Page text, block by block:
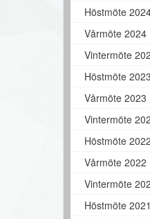
Höstmöte
Vårmöte 2024
Vintermöte
Höstmöte 2023
Vårmöte 2023
Vintermöte
Höstmöte 2022
Vårmöte 2022
Vintermöte
Höstmöte 2021